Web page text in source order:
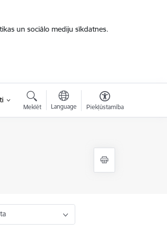
un sociālo mediju sīkdatnes.
Meklēt Language Piekļūstamība